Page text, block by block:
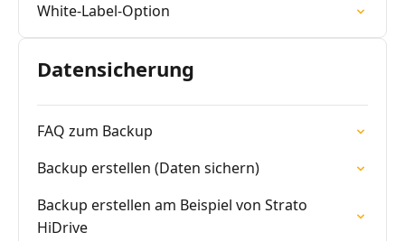
White-Label-Option
Datensicherung
FAQ zum Backup
Backup erstellen (Daten sichern)
Backup erstellen am Beispiel von Strato
HiDrive